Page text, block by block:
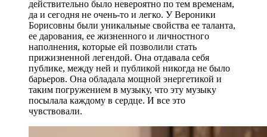
действительно было невероятно по тем временам,
да и сегодня не очень-то и легко. У Вероники
Борисовны были уникальные свойства ее таланта,
ее дарования, ее жизненного и личностного
наполнения, которые ей позволили стать
прижизненной легендой. Она отдавала себя
публике, между ней и публикой никогда не было
барьеров. Она обладала мощной энергетикой и
таким погружением в музыку, что эту музыку
посылала каждому в сердце. И все это
чувствовали.